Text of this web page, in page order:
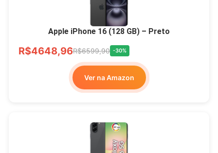
Apple iPhone 16 (128 GB) – Preto
R$4648,96R$6599,90 -30%
Ver na Amazon